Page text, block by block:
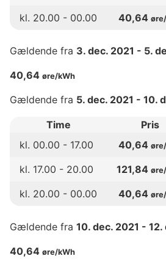
kl. 20.00 - 00.00 40,64
Gældende fra 3. dec. 2021 - 5.
40,64 øre/kWh
Gældende fra 5. dec. 2021 - 10.
Time
Pris
kl. 00.00 - 17.00 40,64
kl. 17.00 - 20.00 121,84
kl. 20.00 - 00.00 40,64
Gældende fra 10. dec. 2021 - 12.
40,64 øre/kWh